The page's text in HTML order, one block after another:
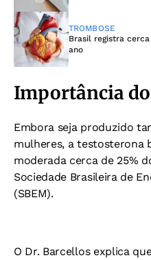
TROMBOSE
Brasil registra
ano
Importância
Embora seja produzido
mulheres, a testosterona
moderada cerca de 25%
Sociedade Brasileira de
(SBEM).
O Dr. Barcellos explica